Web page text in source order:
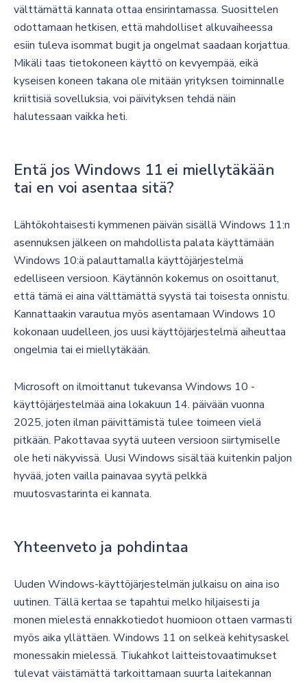
välttämättä kannata ottaa ensirintamassa. Suosittelen
odottamaan hetkisen, että mahdolliset alkuvaiheessa
esiin tuleva isommat bugit ja ongelmat saadaan korjattua.
Mikäli taas tietokoneen käyttö on kevyempää, eikä
kyseisen koneen takana ole mitään yrityksen toiminnalle
kriittisiä sovelluksia, voi päivityksen tehdä näin
halutessaan vaikka heti.
Entä jos Windows 11 ei miellytäkään
tai en voi asentaa sitä?
Lähtökohtaisesti kymmenen päivän sisällä Windows 11:n
asennuksen jälkeen on mahdollista palata käyttämään
Windows 10:ä palauttamalla käyttöjärjestelmä
edelliseen versioon. Käytännön kokemus on osoittanut,
että tämä ei aina välttämättä syystä tai toisesta onnistu.
Kannattaakin varautua myös asentamaan Windows 10
kokonaan uudelleen, jos uusi käyttöjärjestelmä aiheuttaa
ongelmia tai ei miellytäkään.
Microsoft on ilmoittanut tukevansa Windows 10 -
käyttöjärjestelmää aina lokakuun 14. päivään vuonna
2025, joten ilman päivittämistä tulee toimeen vielä
pitkään. Pakottavaa syytä uuteen versioon siirtymiselle
ole heti näkyvissä. Uusi Windows sisältää kuitenkin paljon
hyvää, joten vailla painavaa syytä pelkkä
muutosvastarinta ei kannata.
Yhteenveto ja pohdintaa
Uuden Windows-käyttöjärjestelmän julkaisu on aina iso
uutinen. Tällä kertaa se tapahtui melko hiljaisesti ja
monen mielestä ennakkotiedot huomioon ottaen varmasti
myös aika yllättäen. Windows 11 on selkeä kehitysaskel
monessakin mielessä. Tiukahkot laitteistovaatimukset
tulevat väistämättä tarkoittamaan suurta laitekannan